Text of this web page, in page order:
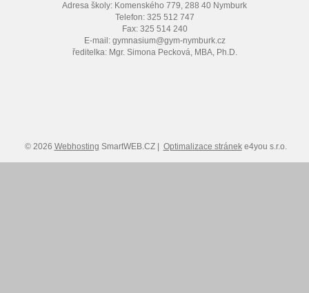
Adresa školy: Komenského 779, 288 40 Nymburk
Telefon: 325 512 747
Fax: 325 514 240
E-mail: gymnasium@gym-nymburk.cz
ředitelka: Mgr. Simona Pecková, MBA, Ph.D.
© 2026 Webhosting SmartWEB.CZ | Optimalizace stráneke4you s.r.o.